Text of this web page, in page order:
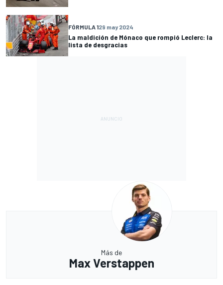
FÓRMULA 129 may 2024
La maldición de Mónaco que rompió Leclerc: la
lista de desgracias
Más de
Max Verstappen